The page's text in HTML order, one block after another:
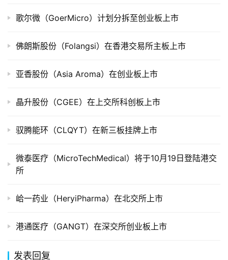
数
业
院
歌尔微（GoerMicro）计划分拆至创业板上市
佛朗斯股份（Folangsi）在香港交易所主板上市
亚香股份（Asia Aroma）在创业板上市
晶升股份（CGEE）在上交所科创板上市
驭腾能环（CLQYT）在新三板挂牌上市
微泰医疗（MicroTechMedical）将于10月19日登陆港交
所
峆一药业（HeryiPharma）在北交所上市
港通医疗（GANGT）在深交所创业板上市
发表回复